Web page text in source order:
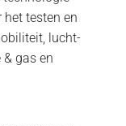
testen en
lucht-
gas en